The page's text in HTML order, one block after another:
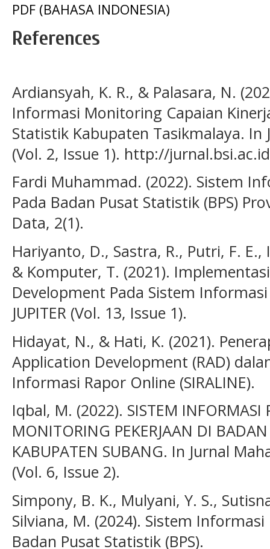
PDF (BAHASA INDONESIA)
References
Ardiansyah, K. R., & Palasara, N.
Informasi Monitoring Capaian
Statistik Kabupaten Tasikmalaya.
(Vol. 2, Issue 1). http://
Fardi Muhammad. (2022). Sistem
Pada Badan Pusat Statistik (BPS)
Data, 2(1).
Hariyanto, D., Sastra, R., Putri, F.
& Komputer, T. (2021).
Development Pada Sistem
JUPITER (Vol. 13, Issue 1).
Hidayat, N., & Hati, K. (2021).
Application Development (RAD)
Informasi Rapor Online (SIRALINE).
Iqbal, M. (2022). SISTEM INFORMASI
MONITORING PEKERJAAN DI
KABUPATEN SUBANG. In Jurnal
(Vol. 6, Issue 2).
Simpony, B. K., Mulyani, Y. S.,
Silviana, M. (2024). Sistem
Badan Pusat Statistik (BPS).